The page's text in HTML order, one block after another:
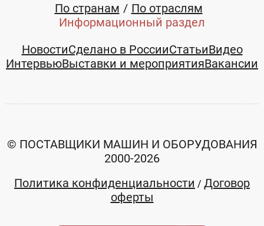
213121
Смотреть все товары и услуги
По странам
По отраслям
Информационный раздел
НовостиСделано в РоссииСтатьиВидео
ИнтервьюВыставки и мероприятияВакансии
© ПОСТАВЩИКИ МАШИН И ОБОРУДОВАНИЯ
2000-2026
Политика конфиденциальности / Договор
оферты